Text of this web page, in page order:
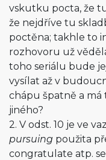
vskutku pocta, že
že nejdříve tu
poctěna; takhle to
rozhovoru už
toho seriálu bude
vysílat až v
chápu špatně a má
jiného?
2. V odst. 10 je ve
pursuing použita
congratulate atp.